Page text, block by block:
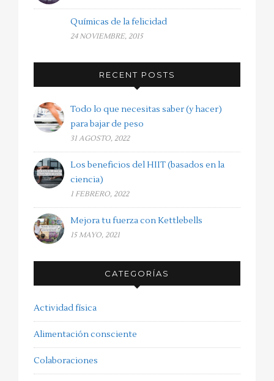
Químicas de la felicidad
24 NOVIEMBRE, 2015
RECENT POSTS
Todo lo que necesitas saber (y hacer)
para bajar de peso
31 AGOSTO, 2022
Los beneficios del HIIT (basados en la
ciencia)
1 FEBRERO, 2022
Mejora tu fuerza con Kettlebells
15 MAYO, 2021
CATEGORÍAS
Actividad física
Alimentación consciente
Colaboraciones